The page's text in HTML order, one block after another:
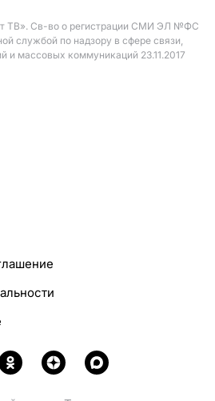
ТВ». Св-во о регистрации СМИ ЭЛ №ФС
службой по надзору в сфере связи,
и массовых коммуникаций 23.11.2017